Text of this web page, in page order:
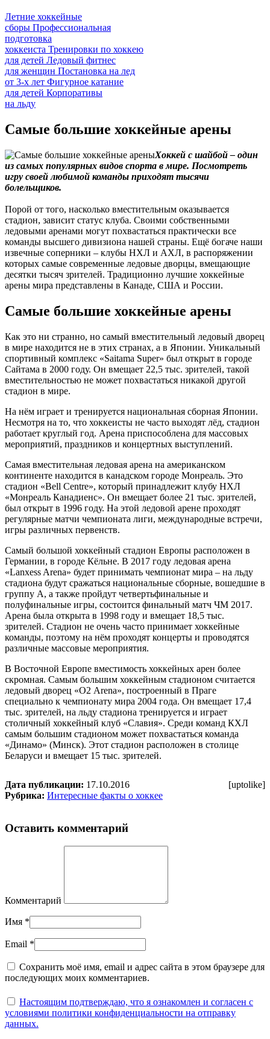
Летние хоккейные
сборы Профессиональная
подготовка
хоккеиста Тренировки по хоккею
для детей Ледовый фитнес
для женщин Постановка на лед
от 3-х лет Фигурное катание
для детей Корпоративы
на льду
Самые большие хоккейные арены
Хоккей с шайбой – один
из самых популярных видов спорта в мире. Посмотреть
игру своей любимой команды приходят тысячи
болельщиков.
Порой от того, насколько вместительным оказывается
стадион, зависит статус клуба. Своими собственными
ледовыми аренами могут похвастаться практически все
команды высшего дивизиона нашей страны. Ещё богаче наши
извечные соперники – клубы НХЛ и АХЛ, в распоряжении
которых самые современные ледовые дворцы, вмещающие
десятки тысяч зрителей. Традиционно лучшие хоккейные
арены мира представлены в Канаде, США и России.
Самые большие хоккейные арены
Как это ни странно, но самый вместительный ледовый дворец
в мире находится не в этих странах, а в Японии. Уникальный
спортивный комплекс «Saitama Super» был открыт в городе
Сайтама в 2000 году. Он вмещает 22,5 тыс. зрителей, такой
вместительностью не может похвастаться никакой другой
стадион в мире.
На нём играет и тренируется национальная сборная Японии.
Несмотря на то, что хоккеисты не часто выходят лёд, стадион
работает круглый год. Арена приспособлена для массовых
мероприятий, праздников и концертных выступлений.
Самая вместительная ледовая арена на американском
континенте находится в канадском городе Монреаль. Это
стадион «Bell Centre», который принадлежит клубу НХЛ
«Монреаль Канадиенс». Он вмещает более 21 тыс. зрителей,
был открыт в 1996 году. На этой ледовой арене проходят
регулярные матчи чемпионата лиги, международные встречи,
игры различных первенств.
Самый большой хоккейный стадион Европы расположен в
Германии, в городе Кёльне. В 2017 году ледовая арена
«Lanxess Arena» будет принимать чемпионат мира – на льду
стадиона будут сражаться национальные сборные, вошедшие в
группу А, а также пройдут четвертьфинальные и
полуфинальные игры, состоится финальный матч ЧМ 2017.
Арена была открыта в 1998 году и вмещает 18,5 тыс.
зрителей. Стадион не очень часто принимает хоккейные
команды, поэтому на нём проходят концерты и проводятся
различные массовые мероприятия.
В Восточной Европе вместимость хоккейных арен более
скромная. Самым большим хоккейным стадионом считается
ледовый дворец «О2 Arena», построенный в Праге
специально к чемпионату мира 2004 года. Он вмещает 17,4
тыс. зрителей, на льду стадиона тренируется и играет
столичный хоккейный клуб «Славия». Среди команд КХЛ
самым большим стадионом может похвастаться команда
«Динамо» (Минск). Этот стадион расположен в столице
Беларуси и вмещает 15 тыс. зрителей.
Дата публикации: 17.10.2016
Рубрика: Интересные факты о хоккее
[uptolike]
Оставить комментарий
Комментарий
Имя *
Email *
Сохранить моё имя, email и адрес сайта в этом браузере для
последующих моих комментариев.
Настоящим подтверждаю, что я ознакомлен и согласен с
условиями политики конфиденциальности на отправку
данных.